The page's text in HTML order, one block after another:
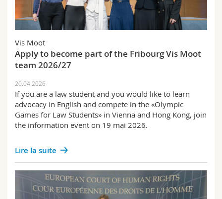
Vis Moot
Apply to become part of the Fribourg Vis Moot
team 2026/27
20.04.2026
If you are a law student and you would like to learn
advocacy in English and compete in the «Olympic
Games for Law Students» in Vienna and Hong Kong, join
the information event on 19 mai 2026.
Lire la suite